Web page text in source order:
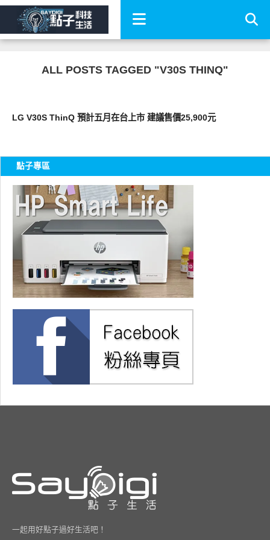
ALL POSTS TAGGED "V30S THINQ"
LG V30S ThinQ 預計五月在台上市 建議售價25,900元
點子專區
一起用好點子過好生活吧！